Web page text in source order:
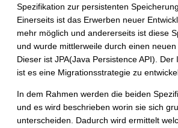
Spezifikation zur persistenten
Einerseits ist das Erwerben neuer
mehr möglich und andererseits ist diese
und wurde mittlerweile durch einen
Dieser ist JPA(Java Persistence API). Der
ist es eine Migrationsstrategie zu
In dem Rahmen werden die beiden
und es wird beschrieben worin sie sich
unterscheiden. Dadurch wird ermittelt